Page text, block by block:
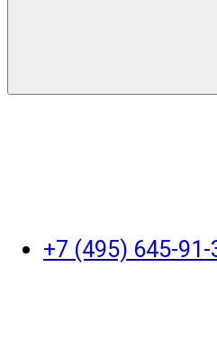
+7 (495) 645-91-